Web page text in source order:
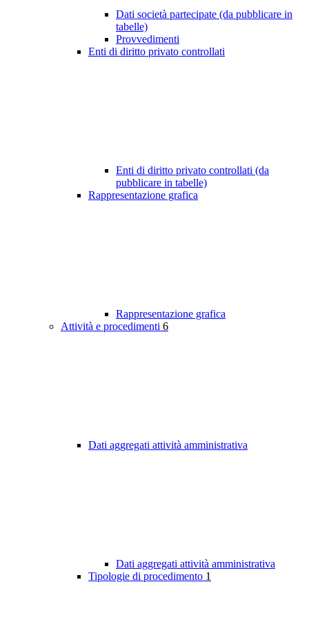
Dati società partecipate (da pubblicare in
tabelle)
Provvedimenti
Enti di diritto privato controllati
Enti di diritto privato controllati (da
pubblicare in tabelle)
Rappresentazione grafica
Rappresentazione grafica
Attività e procedimenti 6
Dati aggregati attività amministrativa
Dati aggregati attività amministrativa
Tipologie di procedimento 1